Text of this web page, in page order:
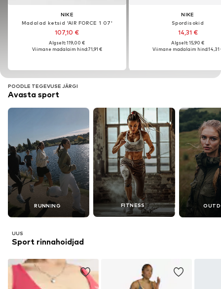
NIKE
Madalad ketsid 'AIR FORCE 1 07'
107,10 €
Algselt: 119,00 €
Viimane madalaim hind:71,91 €
NIKE
Spordisokid
14,31 €
Algselt: 15,90 €
Viimane madalaim hind:14,31
NIKE
Madalad ketsid 'AIR FORCE 1 07'
107,10 €
Algselt: 119,00 €
Viimane madalaim hind:71,91 €
NIKE
Spordisokid
14,31 €
Algselt: 15,90 €
Viimane madalaim hind:14,31
POODLE TEGEVUSE JÄRGI
Avasta sport
RUNNING FITNESS
UUS
Sport rinnahoidjad